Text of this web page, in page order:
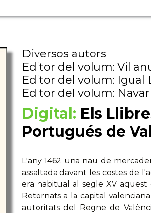
Diversos autors
Editor del volum:
Editor del volum: Igual
Editor del volum:
Digital: Els
Portugués de
L'any 1462 una nau de
assaltada davant les costes de
era habitual al segle XV
Retornats a la capital
autoritats del Regne de